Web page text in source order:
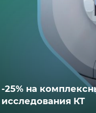
-25% на
исследования КТ